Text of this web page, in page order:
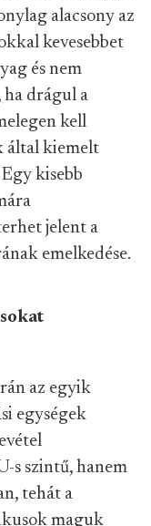
alacsony az
kevesebbet
és nem
drágul a
kell
által kiemelt
kisebb
jelent a
emelkedése.
az egyik
egységek
s szintű, hanem
tehát a
maguk